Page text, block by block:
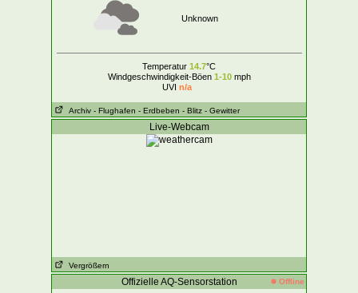
Unknown
Temperatur 14.7°C
Windgeschwindigkeit-Böen 1-10mph
UVI n/a
Archiv - Flughafen - Erdbeben - Blitz - Gewitter
Live-Webcam
Vergrößern
Offizielle AQ-Sensorstation Offline